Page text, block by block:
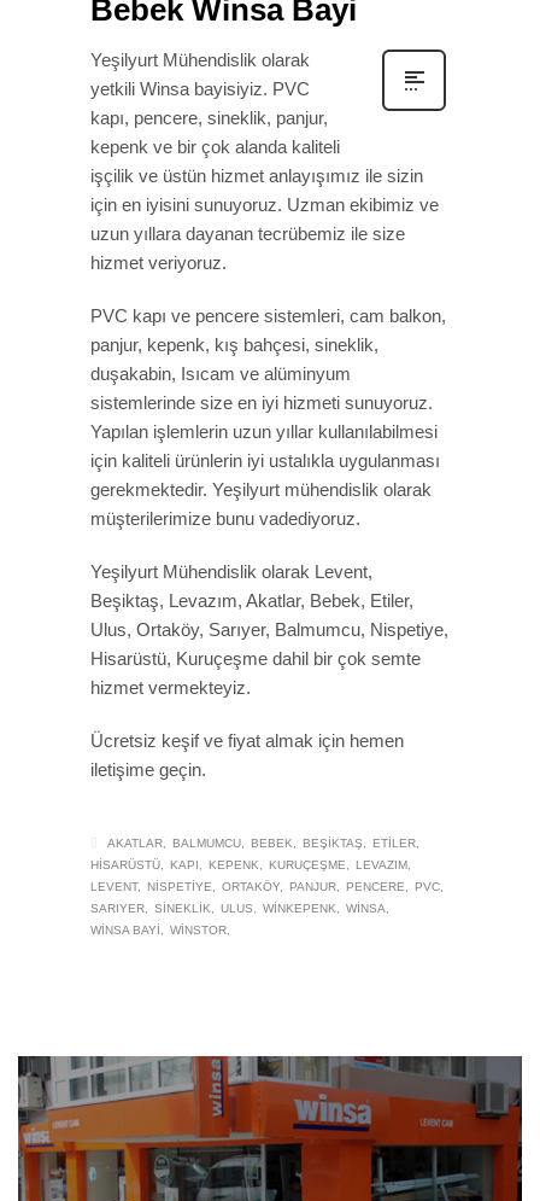
Bebek Winsa Bayi
Yeşilyurt Mühendislik olarak
yetkili Winsa bayisiyiz. PVC
kapı, pencere, sineklik, panjur,
kepenk ve bir çok alanda kaliteli
işçilik ve üstün hizmet anlayışımız ile sizin
için en iyisini sunuyoruz. Uzman ekibimiz ve
uzun yıllara dayanan tecrübemiz ile size
hizmet veriyoruz.
PVC kapı ve pencere sistemleri, cam balkon,
panjur, kepenk, kış bahçesi, sineklik,
duşakabin, Isıcam ve alüminyum
sistemlerinde size en iyi hizmeti sunuyoruz.
Yapılan işlemlerin uzun yıllar kullanılabilmesi
için kaliteli ürünlerin iyi ustalıkla uygulanması
gerekmektedir. Yeşilyurt mühendislik olarak
müşterilerimize bunu vadediyoruz.
Yeşilyurt Mühendislik olarak Levent,
Beşiktaş, Levazım, Akatlar, Bebek, Etiler,
Ulus, Ortaköy, Sarıyer, Balmumcu, Nispetiye,
Hisarüstü, Kuruçeşme dahil bir çok semte
hizmet vermekteyiz.
Ücretsiz keşif ve fiyat almak için hemen
iletişime geçin.
AKATLAR BALMUMCU BEBEK BEŞIKTAŞ
ETILER
HISARÜSTÜ
KAPI KEPENK KURUÇEŞME
LEVAZIM
LEVENT
NISPETIYE ORTAKÖY PANJUR PENCERE
PVC
SARIYER
SINEKLIK ULUS WINKEPENK
WINSA
WINSA BAYI
WINSTOR